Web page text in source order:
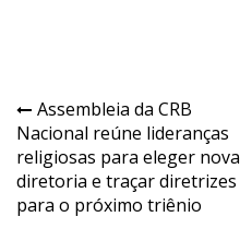
Navegação
de
Post
Assembleia da CRB
Nacional reúne lideranças
religiosas para eleger nova
diretoria e traçar diretrizes
para o próximo triênio